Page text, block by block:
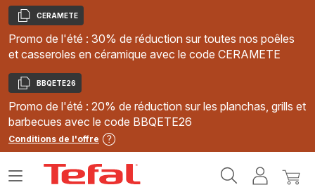
Copier
CERAMETE
Promo de l'été : 30% de réduction sur toutes nos poêles
et casseroles en céramique avec le code CERAMETE
Copier
BBQETE26
Promo de l'été : 20% de réduction sur les planchas, grills et
barbecues avec le code BBQETE26
Conditions de l'offre
MonMon
Ouvrir